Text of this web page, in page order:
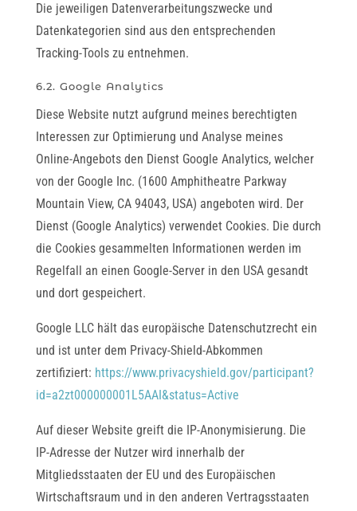
Die jeweiligen Datenverarbeitungszwecke und
Datenkategorien sind aus den entsprechenden
Tracking-Tools zu entnehmen.
6.2. Google Analytics
Diese Website nutzt aufgrund meines berechtigten
Interessen zur Optimierung und Analyse meines
Online-Angebots den Dienst Google Analytics, welcher
von der Google Inc. (1600 Amphitheatre Parkway
Mountain View, CA 94043, USA) angeboten wird. Der
Dienst (Google Analytics) verwendet Cookies. Die durch
die Cookies gesammelten Informationen werden im
Regelfall an einen Google-Server in den USA gesandt
und dort gespeichert.
Google LLC hält das europäische Datenschutzrecht ein
und ist unter dem Privacy-Shield-Abkommen
zertifiziert: https://www.privacyshield.gov/participant?
id=a2zt000000001L5AAI&status=Active
Auf dieser Website greift die IP-Anonymisierung. Die
IP-Adresse der Nutzer wird innerhalb der
Mitgliedsstaaten der EU und des Europäischen
Wirtschaftsraum und in den anderen Vertragsstaaten